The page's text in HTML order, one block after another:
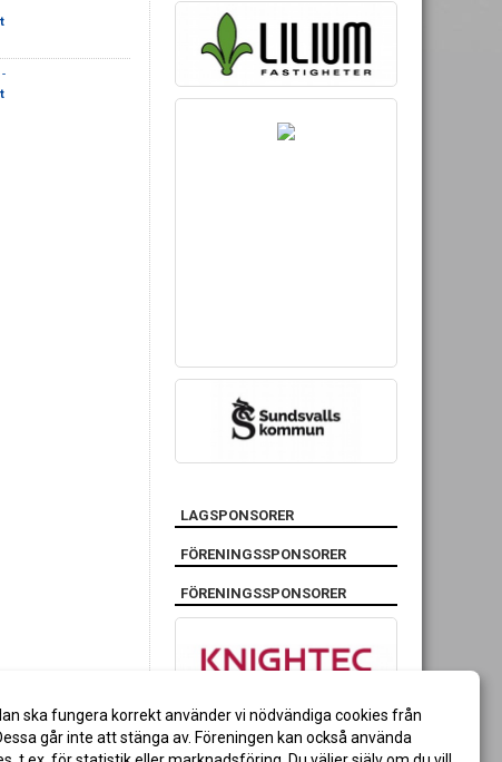
LAGSPONSORER
FÖRENINGSSPONSORER
FÖRENINGSSPONSORER
ska fungera korrekt använder vi nödvändiga cookies från
går inte att stänga av. Föreningen kan också använda